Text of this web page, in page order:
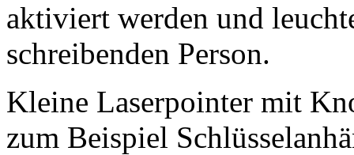
aktiviert werden und
schreibenden Person.
Kleine Laserpointer mit
zum Beispiel